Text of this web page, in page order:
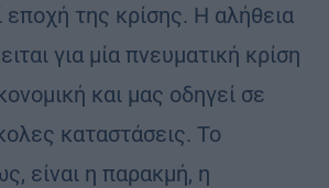
εποχή της κρίσης. Η αλήθεια
για μία πνευματική κρίση
και μας οδηγεί σε
καταστάσεις. Το
είναι η παρακμή, η